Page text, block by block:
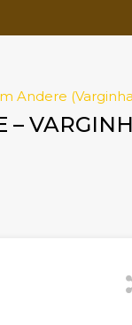
Andere
–